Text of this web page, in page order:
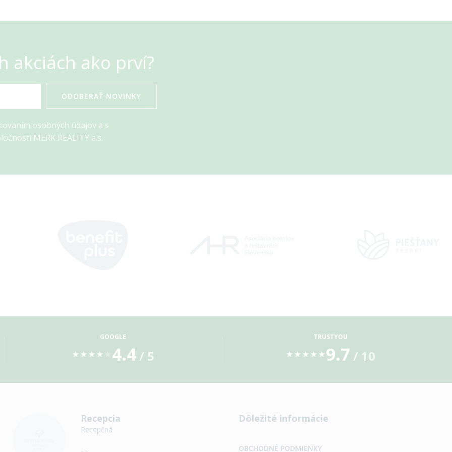
akciách ako prví?
ODOBERAŤ NOVINKY
osobných údajov a s
MERK REALITY a.s.
GOOGLE
★ ★ ★ ★ 4.4/ 5
TRUSTYOU
★ ★ ★ ★ ★ 9.7 / 10
Recepcia
Recepčná
Dôležité informácie
OBCHODNÉ PODMIENKY